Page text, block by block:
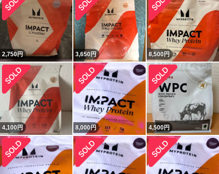
2,750円 3,650円 8,500円
4,100円 8,000円 4,500円